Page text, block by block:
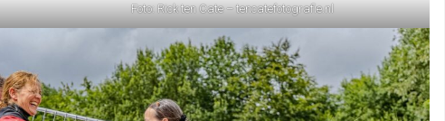
Foto: Rick ten Cate – tencatefotografie.nl